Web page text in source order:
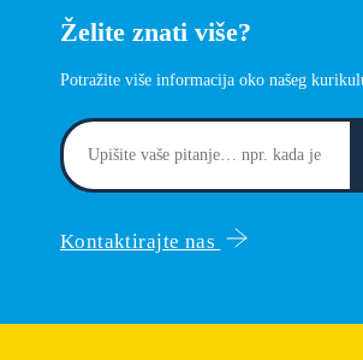
Želite znati više?
Potražite više informacija oko našeg
Kontaktirajte nas